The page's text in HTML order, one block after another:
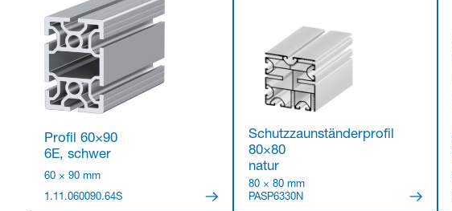
Profil 60×90
6E, schwer
60 × 90 mm
1.11.060090.64S
Schutzzaunständerprofil
80×80
natur
80 × 80 mm
PASP6330N